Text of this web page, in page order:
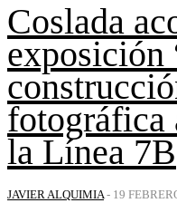
Coslada
exposición
fotográfica
la Línea 7B
JAVIER ALQUIMIA - 19